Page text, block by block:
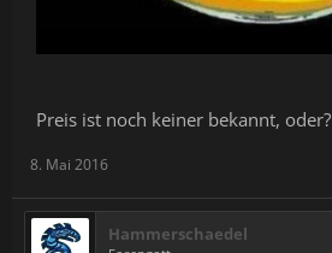
Preis ist noch keiner bekannt, oder?
8. Mai 2016
Hammerschaedel